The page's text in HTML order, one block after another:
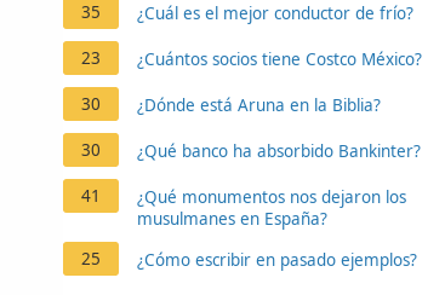
35 ¿Cuál es el mejor conductor de frío?
23 ¿Cuántos socios tiene Costco México?
30 ¿Dónde está Aruna en la Biblia?
30 ¿Qué banco ha absorbido Bankinter?
41
¿Qué monumentos nos dejaron los
musulmanes en España?
25
¿Cómo escribir en pasado ejemplos?